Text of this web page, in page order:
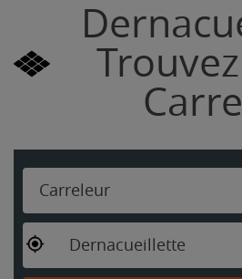
Carreleur
Dernacueillette